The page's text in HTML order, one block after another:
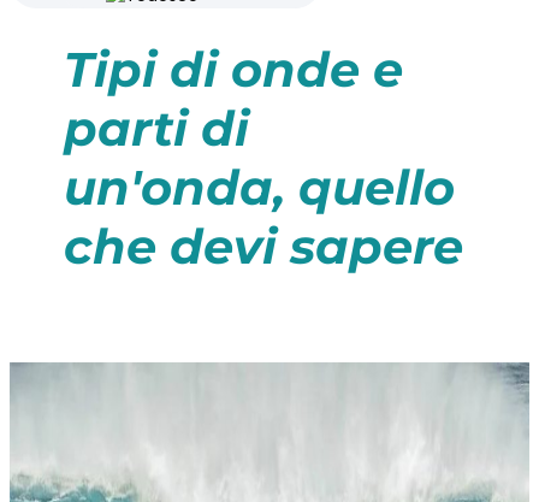
Tipi di onde e
parti di
un'onda, quello
che devi sapere